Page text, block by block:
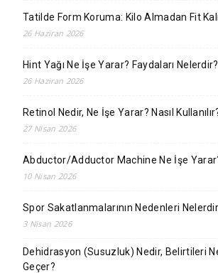
Tatilde Form Koruma: Kilo Almadan Fit
26 Haziran 2026
Hint Yağı Ne İşe Yarar? Faydaları
26 Haziran 2026
Retinol Nedir, Ne İşe Yarar? Nasıl
27 Nisan 2026
Abductor/Adductor Machine Ne İşe Yarar?
10 Nisan 2026
Spor Sakatlanmalarının Nedenleri
3 Nisan 2026
Dehidrasyon (Susuzluk) Nedir, Belirtileri
Geçer?